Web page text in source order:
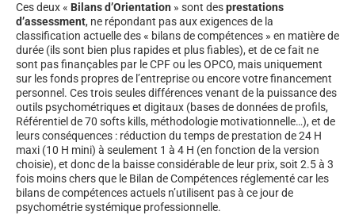
Ces deux « Bilans d’Orientation » sont desprestations
d’assessment, ne répondant pas aux exigences de la
classification actuelle des « bilans de compétences » en matière de
durée (ils sont bien plus rapides et plus fiables), et de ce fait ne
sont pas finançables par le CPF ou les OPCO, mais uniquement
sur les fonds propres de l’entreprise ou encore votre financement
personnel. Ces trois seules différences venant de la puissance des
outils psychométriques et digitaux (bases de données de profils,
Référentiel de 70 softs kills, méthodologie motivationnelle…), et de
leurs conséquences : réduction du temps de prestation de 24 H
maxi (10 H mini) à seulement 1 à 4 H (en fonction de la version
choisie), et donc de la baisse considérable de leur prix, soit 2.5 à 3
fois moins chers que le Bilan de Compétences réglementé car les
bilans de compétences actuels n’utilisent pas à ce jour de
psychométrie systémique professionnelle.